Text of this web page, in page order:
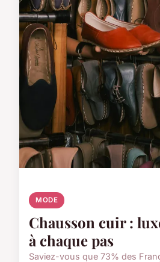
MODE
Chausson cuir :
à chaque pas
Saviez-vous que 73% des